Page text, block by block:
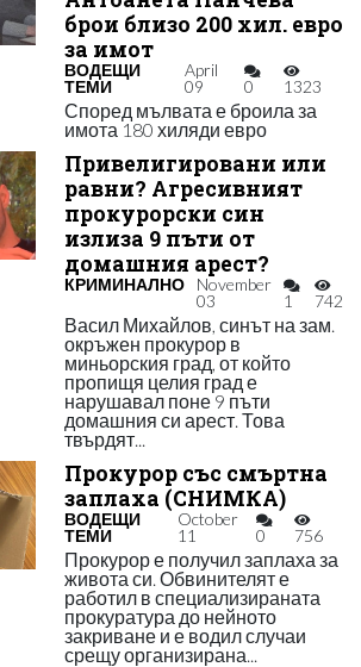
брои близо 200 хил. евро
за имот
ВОДЕЩИ
ТЕМИ
April
09
0 1323
Според мълвата е броила за
имота 180 хиляди евро
Привелигировани или
равни? Агресивният
прокурорски син
излиза 9 пъти от
домашния арест?
КРИМИНАЛНО
November
03
1 742
Васил Михайлов, синът на зам.
окръжен прокурор в
миньорския град, от който
пропищя целия град е
нарушавал поне 9 пъти
домашния си арест. Това
твърдят...
Прокурор със смъртна
заплаха (СНИМКА)
ВОДЕЩИ
ТЕМИ
October
11
0 756
Прокурор е получил заплаха за
живота си. Обвинителят е
работил в специализираната
прокуратура до нейното
закриване и е водил случаи
срещу организирана...